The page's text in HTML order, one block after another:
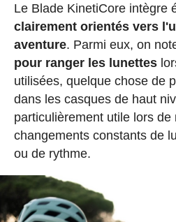
Le Blade KinetiCore intègre
clairement orientés vers
aventure. Parmi eux, on
pour ranger les lunettes
utilisées, quelque chose de
dans les casques de haut
particulièrement utile lors
changements constants de
ou de rythme.